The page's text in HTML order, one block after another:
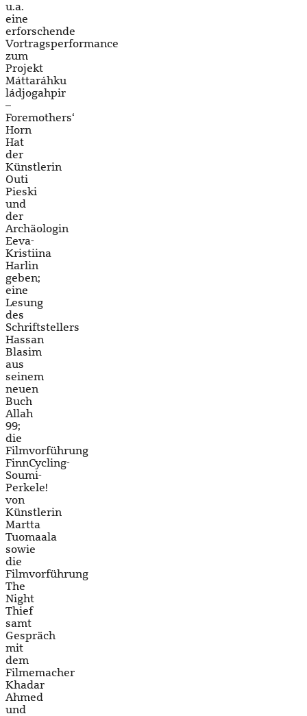
u.a.
eine
erforschende
Vortragsperformance
zum
Projekt
Máttaráhku
ládjogahpir
–
Foremothers‘
Horn
Hat
der
Künstlerin
Outi
Pieski
und
der
Archäologin
Eeva-
Kristiina
Harlin
geben;
eine
Lesung
des
Schriftstellers
Hassan
Blasim
aus
seinem
neuen
Buch
Allah
99;
die
Filmvorführung
FinnCycling-
Soumi-
Perkele!
von
Künstlerin
Martta
Tuomaala
sowie
die
Filmvorführung
The
Night
Thief
samt
Gespräch
mit
dem
Filmemacher
Khadar
Ahmed
und